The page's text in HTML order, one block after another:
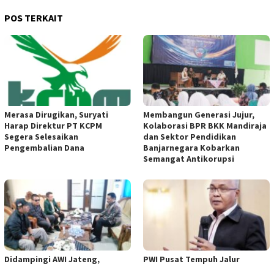
POS TERKAIT
Merasa Dirugikan, Suryati
Harap Direktur PT KCPM
Segera Selesaikan
Pengembalian Dana
Membangun Generasi Jujur,
Kolaborasi BPR BKK Mandiraja
dan Sektor Pendidikan
Banjarnegara Kobarkan
Semangat Antikorupsi
Didampingi AWI Jateng, PWI Pusat Tempuh Jalur